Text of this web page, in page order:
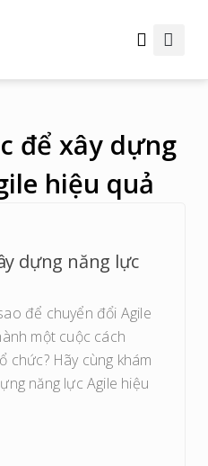
dựng năng lực
để chuyển đổi Agile
một cuộc cách
chức? Hãy cùng khám
năng lực Agile hiệu